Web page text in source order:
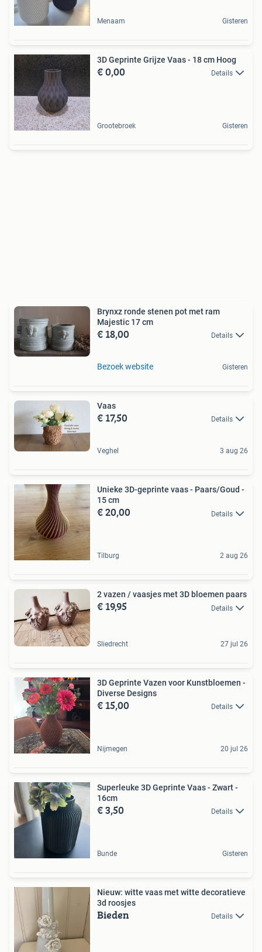
Menaam Gisteren
3D Geprinte Grijze Vaas - 18 cm Hoog
€ 0,00 Details
Grootebroek Gisteren
Brynxz ronde stenen pot met ram
Majestic 17 cm
€ 18,00 Details
Bezoek website Gisteren
Vaas
€ 17,50 Details
Veghel 3 aug 26
Unieke 3D-geprinte vaas - Paars/Goud -
15 cm
€ 20,00 Details
Tilburg 2 aug 26
2 vazen / vaasjes met 3D bloemen paars
€ 19,95 Details
Sliedrecht 27 jul 26
3D Geprinte Vazen voor Kunstbloemen -
Diverse Designs
€ 15,00 Details
Nijmegen 20 jul 26
Superleuke 3D Geprinte Vaas - Zwart -
16cm
€ 3,50 Details
Bunde Gisteren
Nieuw: witte vaas met witte decoratieve
3d roosjes
Bieden Details